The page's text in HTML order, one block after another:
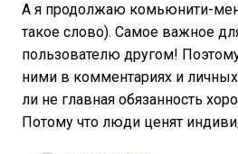
А я продолжаю комьюнити-
такое слово). Самое важное
пользователю другом!
ними в комментариях и
ли не главная обязанность
Потому что люди ценят